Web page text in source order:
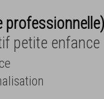
professionnelle)
petite enfance